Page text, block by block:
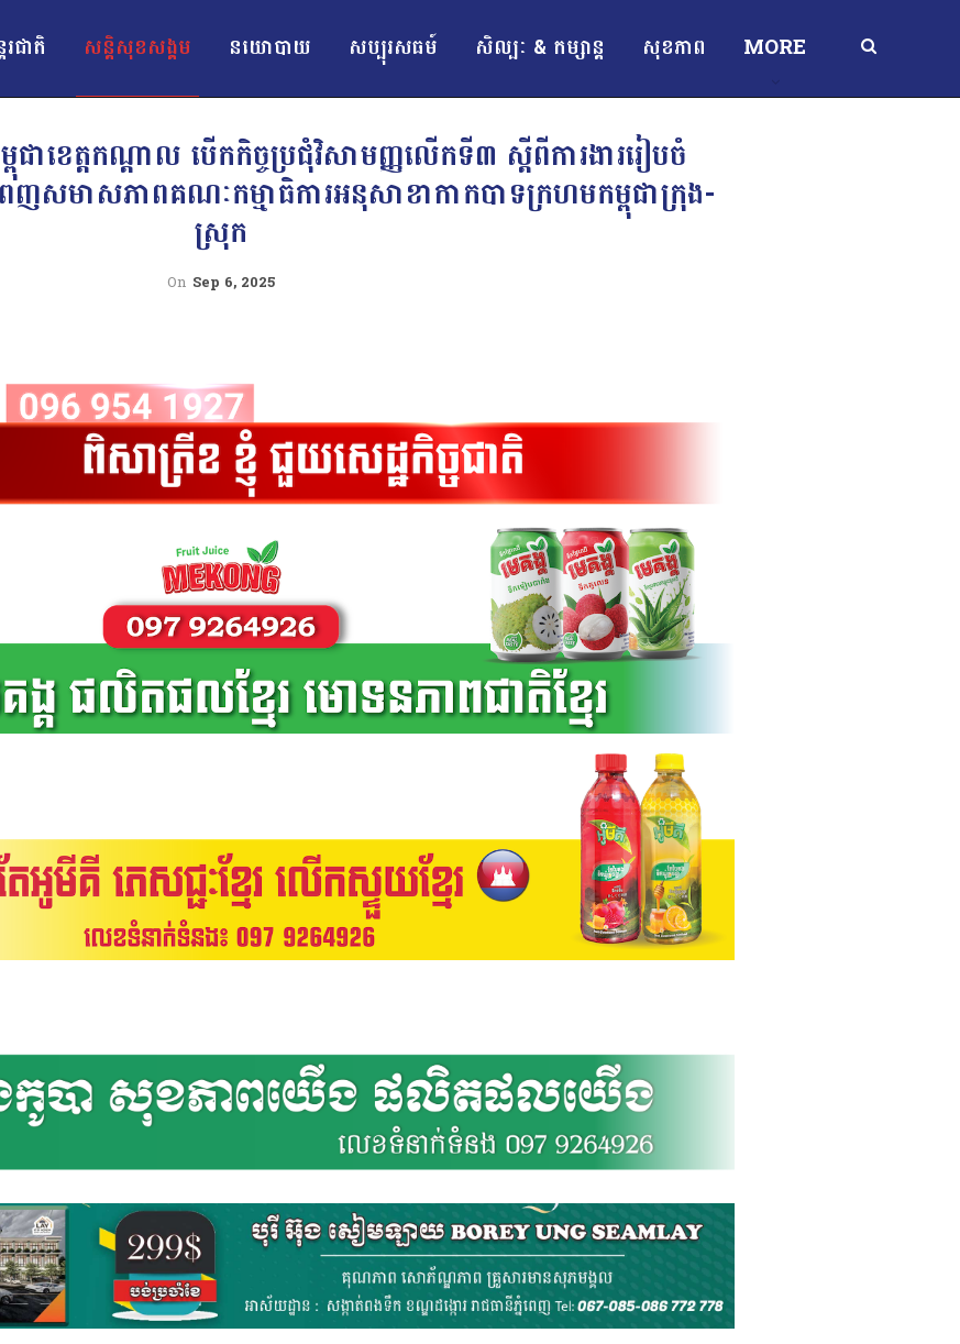
រជាតិ សន្តិសុខសង្គម នយោបាយ សប្បុរសធម៍ សិល្បៈ & កម្សាន្ត សុខភាព MORE
ាខេត្តកណ្តាល បើកកិច្ចប្រជុំវិសាមញ្ញលើកទី៣ ស្ដីពីការងាររៀបចំ
ញសមាសភាពគណៈកម្មាធិការអនុសាខាកាកបាទក្រហមកម្ពុជាក្រុង-
ស្រុក
On Sep 6, 2025